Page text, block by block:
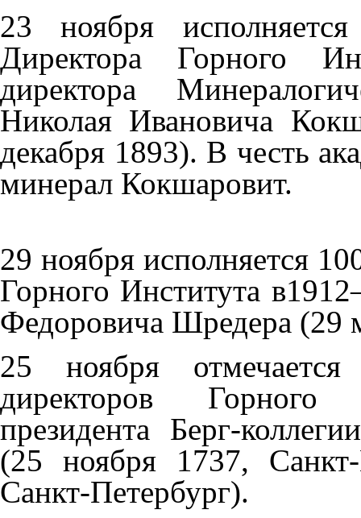
23 ноября
Директора Горного
директора
Николая Ивановича
декабря 1893). В честь
минерал Кокшаровит.
29 ноября исполняется
Горного Института
Федоровича Шредера (29
25 ноября
директоров Горного
президента Берг-
(25 ноября 1737,
Санкт-Петербург).